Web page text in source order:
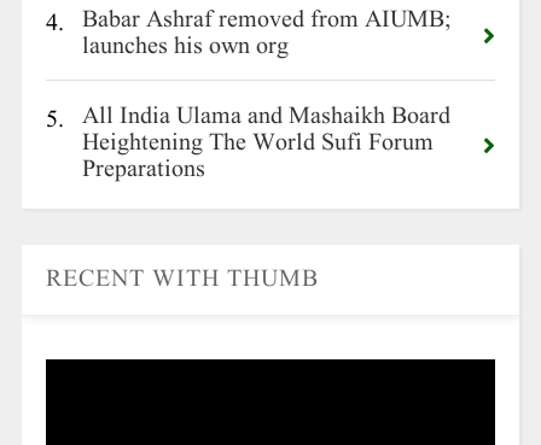
4. Babar Ashraf removed from AIUMB;
launches his own org
5. All India Ulama and Mashaikh Board
Heightening The World Sufi Forum
Preparations
RECENT WITH THUMB